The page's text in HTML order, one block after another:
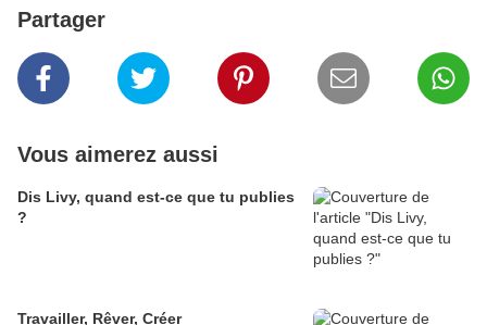
Partager
Vous aimerez aussi
Dis Livy, quand est-ce que tu publies
?
Travailler, Rêver, Créer